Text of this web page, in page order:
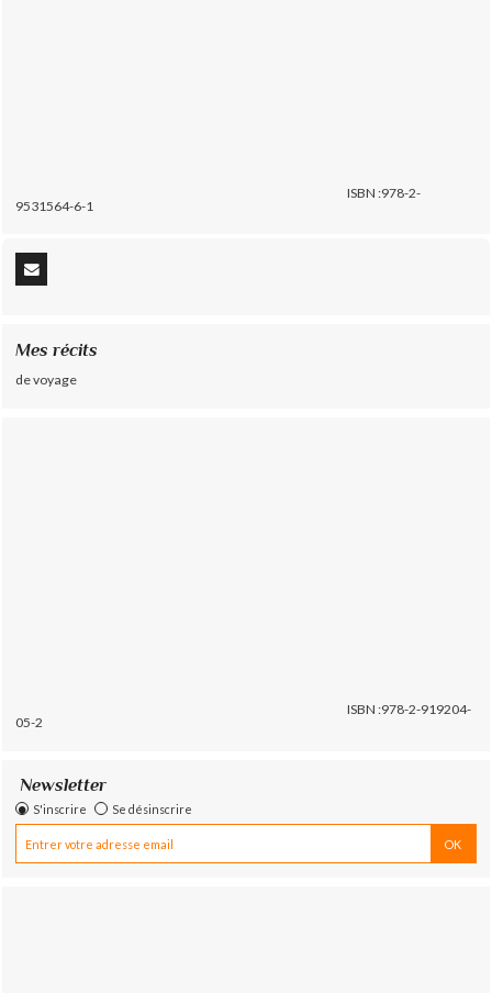
ISBN :978-2-
9531564-6-1
Mes récits
de voyage
ISBN :978-2-919204-
05-2
Newsletter
S'inscrire Se désinscrire